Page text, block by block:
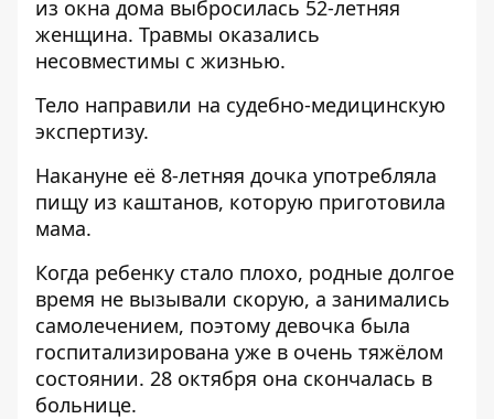
из окна дома выбросилась 52-летняя
женщина. Травмы оказались
несовместимы с жизнью.
Тело направили на судебно-медицинскую
экспертизу.
Накануне её 8-летняя дочка употребляла
пищу из каштанов, которую приготовила
мама.
Когда ребенку стало плохо, родные долгое
время не вызывали скорую, а занимались
самолечением, поэтому девочка была
госпитализирована уже в очень тяжёлом
состоянии. 28 октября она скончалась в
больнице.